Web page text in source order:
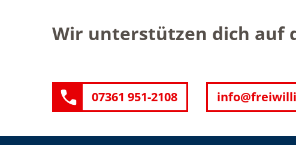
Wir unterstützen dich auf
07361 951-2108